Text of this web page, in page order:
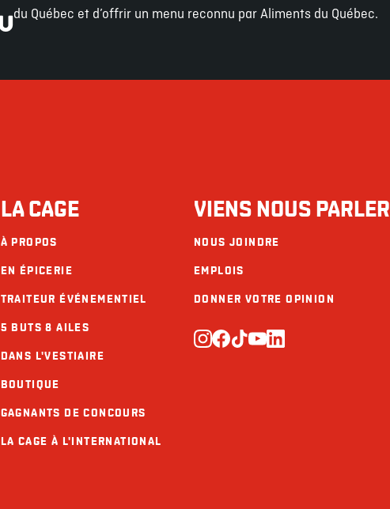
du Québec et d’offrir un menu reconnu par Aliments du Québec.
LA CAGE
À PROPOS
EN ÉPICERIE
TRAITEUR ÉVÉNEMENTIEL
5 BUTS 8 AILES
DANS L'VESTIAIRE
BOUTIQUE
GAGNANTS DE CONCOURS
LA CAGE À L'INTERNATIONAL
VIENS NOUS PARLER
NOUS JOINDRE
EMPLOIS
DONNER VOTRE OPINION